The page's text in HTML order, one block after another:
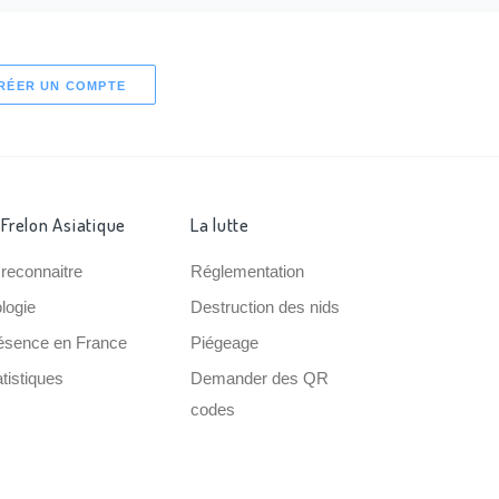
UN COMPTE
Asiatique
en France
La lutte
Réglementation
Destruction des nids
Piégeage
Demander des QR
codes